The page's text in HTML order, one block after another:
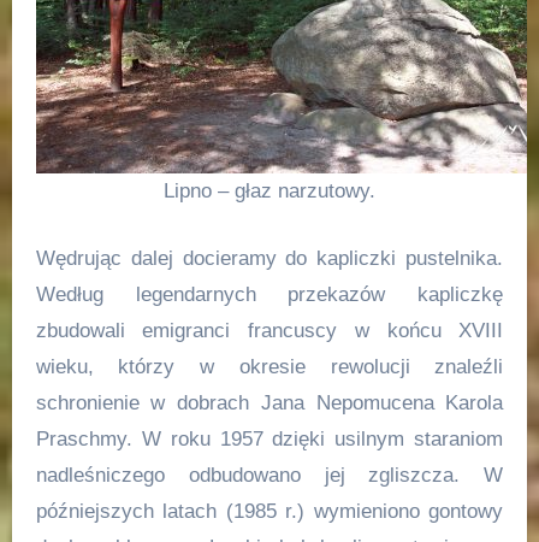
Lipno – głaz narzutowy.
Wędrując dalej docieramy do kapliczki pustelnika.
Według legendarnych przekazów kapliczkę
zbudowali emigranci francuscy w końcu XVIII
wieku, którzy w okresie rewolucji znaleźli
schronienie w dobrach Jana Nepomucena Karola
Praschmy. W roku 1957 dzięki usilnym staraniom
nadleśniczego odbudowano jej zgliszcza. W
późniejszych latach (1985 r.) wymieniono gontowy